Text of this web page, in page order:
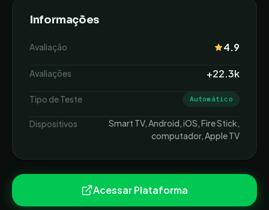
Informações
Avaliação 4.9
Avaliações +22.3k
Tipo de Teste Automático
Dispositivos
Smart TV, Android, iOS, Fire Stick,
computador, Apple TV
Acessar Plataforma